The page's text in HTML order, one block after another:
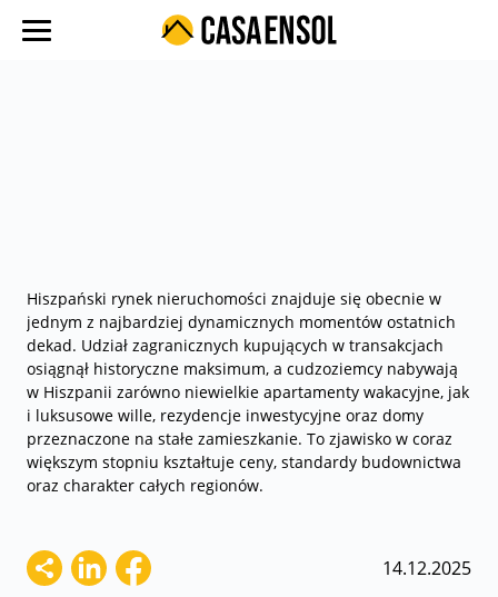
Blog
Kontakt
Hiszpański rynek nieruchomości znajduje się obecnie w
jednym z najbardziej dynamicznych momentów ostatnich
dekad. Udział zagranicznych kupujących w transakcjach
osiągnął historyczne maksimum, a cudzoziemcy nabywają
w Hiszpanii zarówno niewielkie apartamenty wakacyjne, jak
i luksusowe wille, rezydencje inwestycyjne oraz domy
przeznaczone na stałe zamieszkanie. To zjawisko w coraz
większym stopniu kształtuje ceny, standardy budownictwa
oraz charakter całych regionów.
14.12.2025